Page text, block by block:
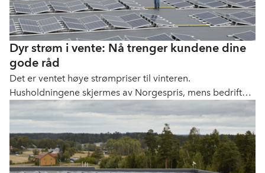
Dyr strøm i vente: Nå trenger kundene dine
gode råd
Det er ventet høye strømpriser til vinteren.
Husholdningene skjermes av Norgespris, mens bedrifter
og kommuner betaler markedspris. Her er 9 gode råd til
hvordan du kan hjelpe kundene til å spare strøm.